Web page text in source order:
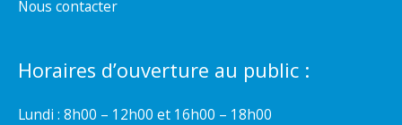
Nous contacter
Horaires d’ouverture au public :
Lundi : 8h00 – 12h00 et 16h00 – 18h00